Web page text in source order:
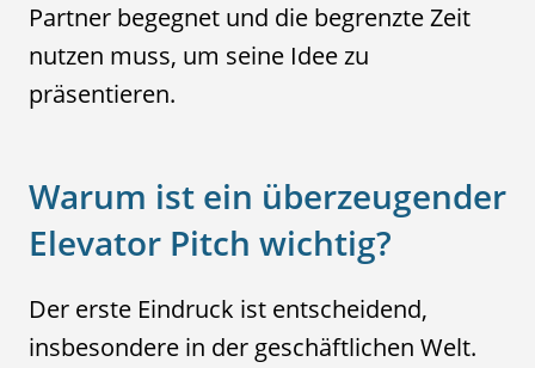
Partner begegnet und die begrenzte Zeit
nutzen muss, um seine Idee zu
präsentieren.
Warum ist ein überzeugender
Elevator Pitch wichtig?
Der erste Eindruck ist entscheidend,
insbesondere in der geschäftlichen Welt.